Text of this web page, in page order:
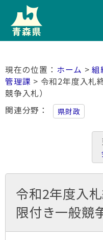
ホーム >組
管理課 > 令和2年度入札
競争入札）
関連分野
県財政
令和2年度入
限付き一般競